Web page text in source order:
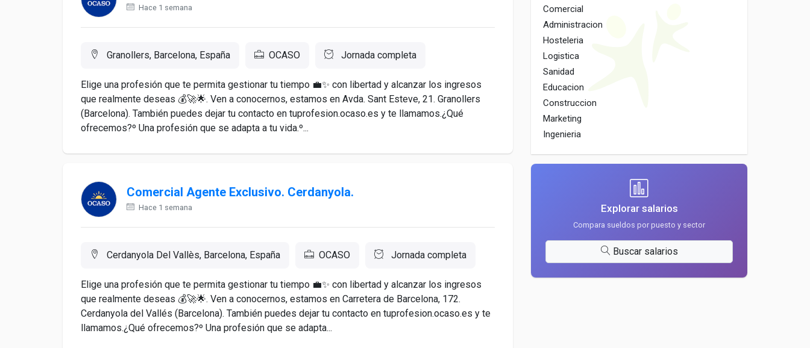
Hace 1 semana
Granollers, Barcelona, España OCASO Jornada completa
Elige una profesión que te permita gestionar tu tiempo 💼✨ con libertad y alcanzar los ingresos
que realmente deseas 💰🚀🌟. Ven a conocernos, estamos en Avda. Sant Esteve, 21. Granollers
(Barcelona). También puedes dejar tu contacto en tuprofesion.ocaso.es y te llamamos.¿Qué
ofrecemos?º Una profesión que se adapta a tu vida.º...
Comercial Agente Exclusivo. Cerdanyola.
Hace 1 semana
Cerdanyola Del Vallès, Barcelona, España OCASO Jornada completa
Elige una profesión que te permita gestionar tu tiempo 💼✨ con libertad y alcanzar los ingresos
que realmente deseas 💰🚀🌟. Ven a conocernos, estamos en Carretera de Barcelona, 172.
Cerdanyola del Vallés (Barcelona). También puedes dejar tu contacto en tuprofesion.ocaso.es y te
llamamos.¿Qué ofrecemos?º Una profesión que se adapta...
Comercial
Administracion
Hosteleria
Logistica
Sanidad
Educacion
Construccion
Marketing
Ingenieria
Explorar salarios
Compara sueldos por puesto y sector
Buscar salarios